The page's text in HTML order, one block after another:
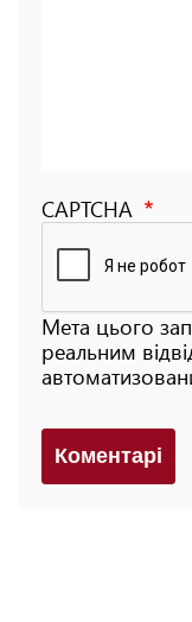
CAPTCHA
Мета цього
реальним
Коментарi